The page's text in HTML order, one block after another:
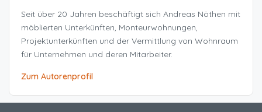
Seit über 20 Jahren beschäftigt sich Andreas Nöthen mit
möblierten Unterkünften, Monteurwohnungen,
Projektunterkünften und der Vermittlung von Wohnraum
für Unternehmen und deren Mitarbeiter.
Zum Autorenprofil